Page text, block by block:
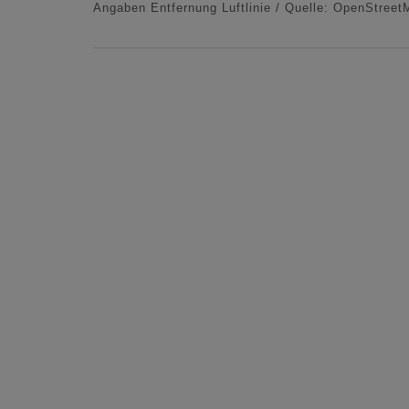
Angaben Entfernung Luftlinie / Quelle: